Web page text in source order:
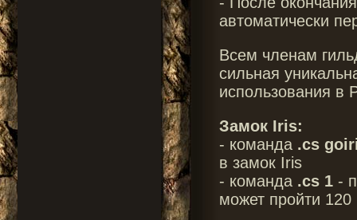
автоматически
Всем членам
сильная
использования в
Замок Iris:
- команда .cs
в замок Iris
- команда .cs 1 -
может пройти